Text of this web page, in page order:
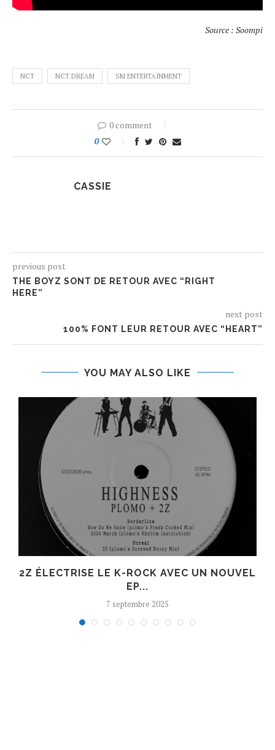
Source : Soompi
NCT NCT DREAM SM ENTERTAINMENT
0 comment
0
CASSIE
previous post
THE BOYZ SONT DE RETOUR AVEC “RIGHT
HERE”
next post
100% FONT LEUR RETOUR AVEC “HEART”
YOU MAY ALSO LIKE
2Z ÉLECTRISE LE K-ROCK AVEC UN NOUVEL
EP...
7 septembre 2025